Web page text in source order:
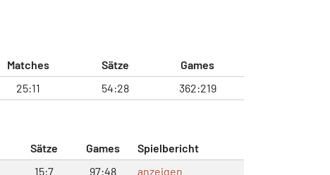
Matches Sätze
Games
25:11 54:28 362:219
Sätze Games
Spielbericht
15:7 97:48
anzeigen